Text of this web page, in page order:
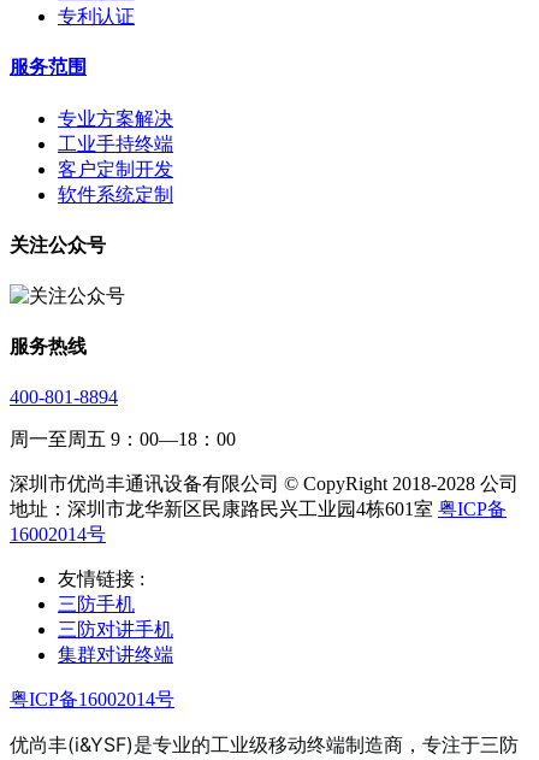
专利认证
服务范围
专业方案解决
工业手持终端
客户定制开发
软件系统定制
关注公众号
服务热线
400-801-8894
周一至周五 9：00—18：00
深圳市优尚丰通讯设备有限公司 © CopyRight 2018-2028 公司
地址：深圳市龙华新区民康路民兴工业园4栋601室 粤ICP备
16002014号
友情链接 :
三防手机
三防对讲手机
集群对讲终端
粤ICP备16002014号
优尚丰(i&YSF)是专业的工业级移动终端制造商，专注于三防